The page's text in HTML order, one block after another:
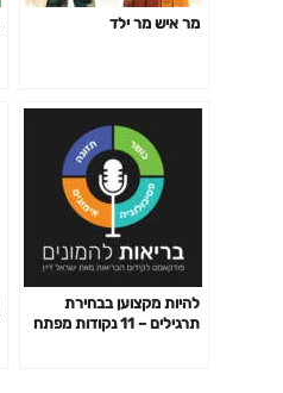
מר איש מר ילד
להיות מקצוען בבחירת
תרגילים – 11 נקודות מפתח